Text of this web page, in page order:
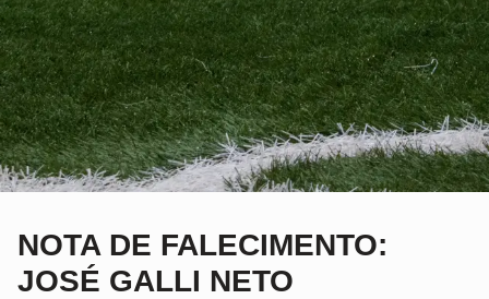
NOTA DE FALECIMENTO:
JOSÉ GALLI NETO